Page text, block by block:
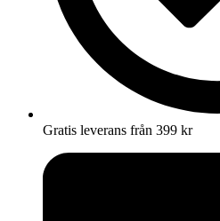
Gratis leverans från 399 kr